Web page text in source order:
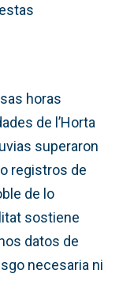
horas
de l’Horta
superaron
registros de
de lo
sostiene
datos de
necesaria ni